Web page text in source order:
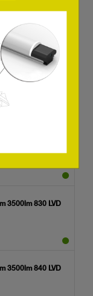
830 LVD
3500lm 830 LVD
3500lm 840 LVD